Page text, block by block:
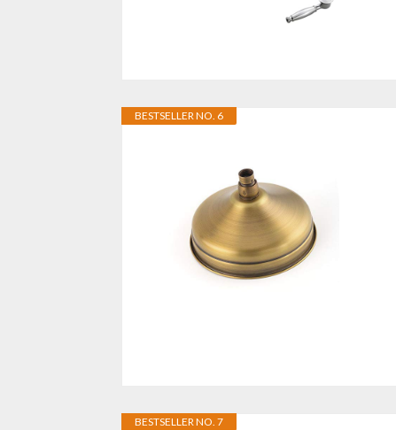
BESTSELLER NO. 6
BESTSELLER NO. 7